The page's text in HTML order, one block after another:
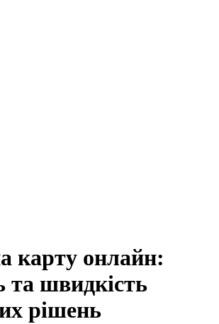
карту онлайн:
та швидкість
рішень